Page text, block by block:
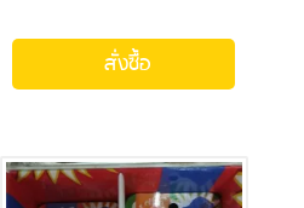
สั่งซื้อ